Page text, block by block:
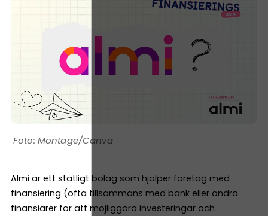
Montage/Canva
Almi är ett statligt bolag som hjälper företag med
finansiering (ofta tillsammans med bank eller andra
finansiärer för att möjliggöra investeringar och